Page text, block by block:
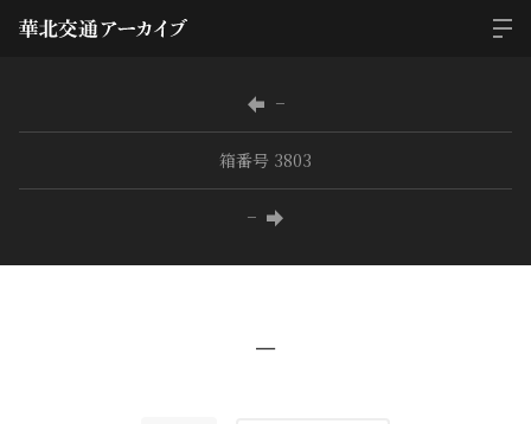
−
箱番号 3803
−
−